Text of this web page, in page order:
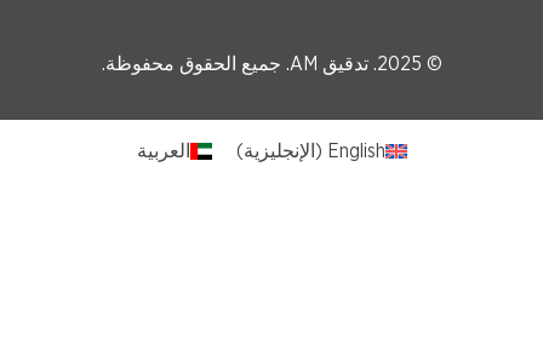
© 2025. تدقيق AM. جميع الحقوق محفوظة.
English
( الإنجليزية) العربية